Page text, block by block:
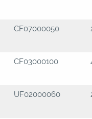
CF07000050
CF03000100
UF02000060